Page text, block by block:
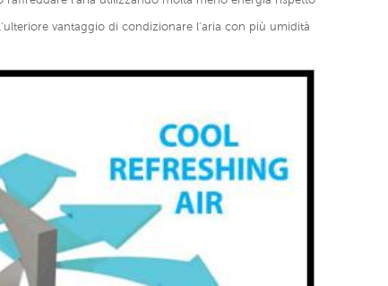
vantaggio di condizionare l'aria con più umidità